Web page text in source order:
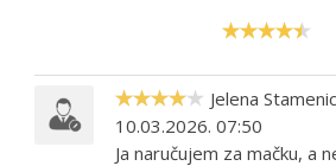
Jelena
10.03.2026. 07:50
Ja naručujem za mačku, a